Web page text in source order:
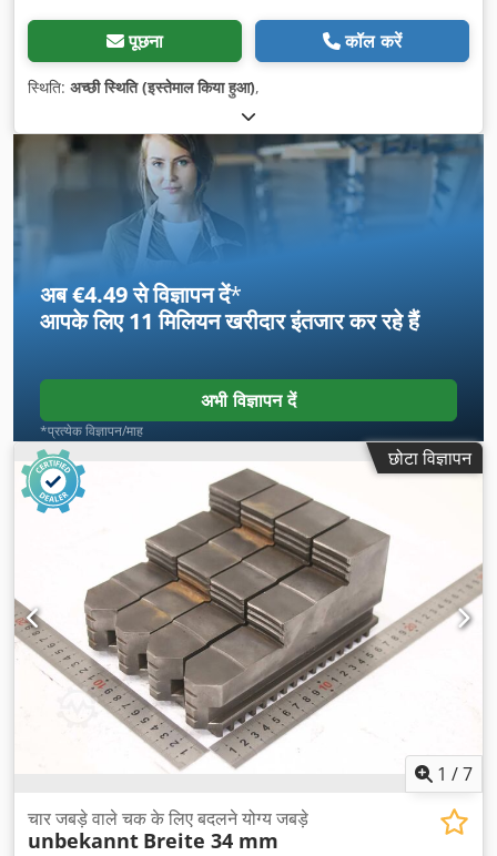
पूछना कॉल करें
स्थिति: अच्छी स्थिति (इस्तेमाल किया हुआ),
अब €4.49 से विज्ञापन दें*
आपके लिए11 मिलियन खरीदारइंतजार कर रहे हैं
अभी विज्ञापन दें
*प्रत्येक विज्ञापन/माह
छोटा विज्ञापन
1 /7
चार जबड़े वाले चक के लिए बदलने योग्य जबड़े
unbekannt Breite 34 mm